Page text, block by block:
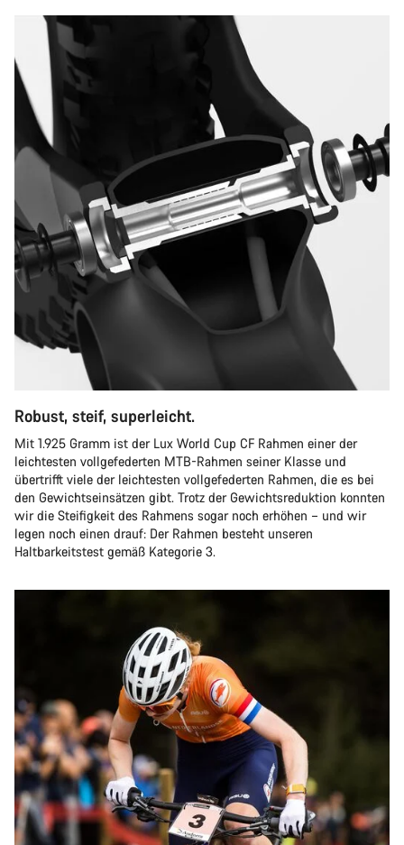
Robust, steif, superleicht.
Mit 1.925 Gramm ist der Lux World Cup CF Rahmen einer der
leichtesten vollgefederten MTB-Rahmen seiner Klasse und
übertrifft viele der leichtesten vollgefederten Rahmen, die es bei
den Gewichtseinsätzen gibt. Trotz der Gewichtsreduktion konnten
wir die Steifigkeit des Rahmens sogar noch erhöhen – und wir
legen noch einen drauf: Der Rahmen besteht unseren
Haltbarkeitstest gemäß Kategorie 3.